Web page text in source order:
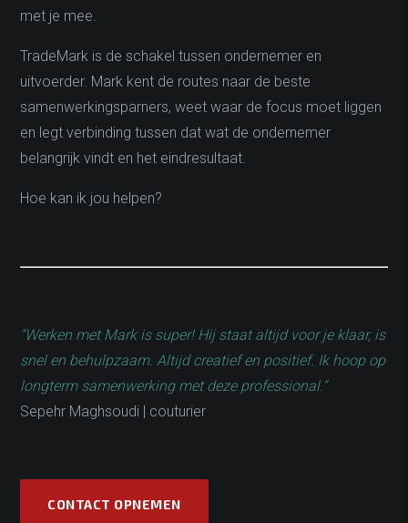
met je mee.
TradeMark is de schakel tussen ondernemer en
uitvoerder. Mark kent de routes naar de beste
samenwerkingsparners, weet waar de focus moet liggen
en legt verbinding tussen dat wat de ondernemer
belangrijk vindt en het eindresultaat.
Hoe kan ik jou helpen?
"Werken met Mark is super! Hij staat altijd voor je klaar, is
snel en behulpzaam. Altijd creatief en positief. Ik hoop op
longterm samenwerking met deze professional."
Sepehr Maghsoudi | couturier
CONTACT OPNEMEN